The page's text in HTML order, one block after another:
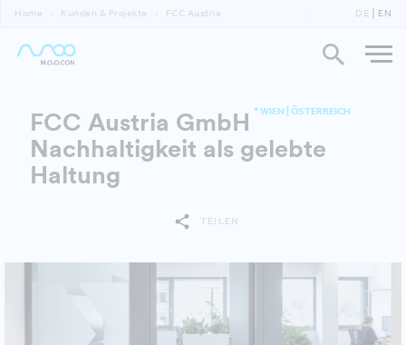
Home Kunden & Projekte FCC Austria DE EN
FCC Austria GmbH * WIEN | ÖSTERREICH
Nachhaltigkeit als gelebte
Haltung
TEILEN